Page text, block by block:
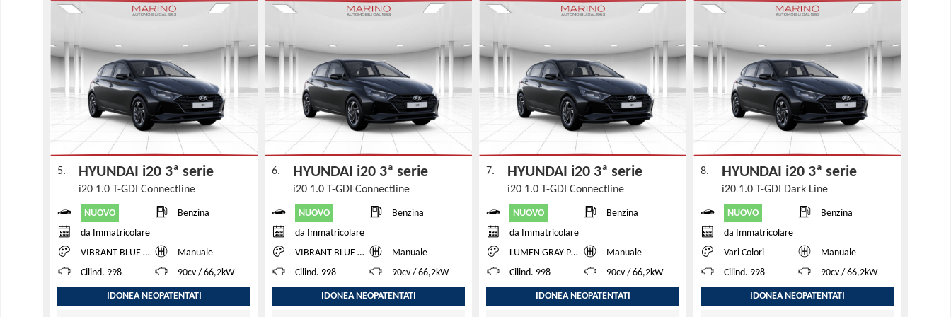
5. HYUNDAI i20 3ª serie
i20 1.0 T-GDI Connectline
NUOVO
Benzina
da Immatricolare
VIBRANT BLUE TWO TONE
Manuale
Cilind. 998
90cv / 66,2kW
IDONEA NEOPATENTATI
6. HYUNDAI i20 3ª serie
i20 1.0 T-GDI Connectline
NUOVO
Benzina
da Immatricolare
VIBRANT BLUE TWO TONE
Manuale
Cilind. 998
90cv / 66,2kW
IDONEA NEOPATENTATI
7. HYUNDAI i20 3ª serie
i20 1.0 T-GDI Connectline
NUOVO
Benzina
da Immatricolare
LUMEN GRAY PEARL + BLACK ROOF
Manuale
Cilind. 998
90cv / 66,2kW
IDONEA NEOPATENTATI
8. HYUNDAI i20 3ª serie
i20 1.0 T-GDI Dark Line
NUOVO
Benzina
da Immatricolare
Vari Colori
Manuale
Cilind. 998
90cv / 66,2kW
IDONEA NEOPATENTATI